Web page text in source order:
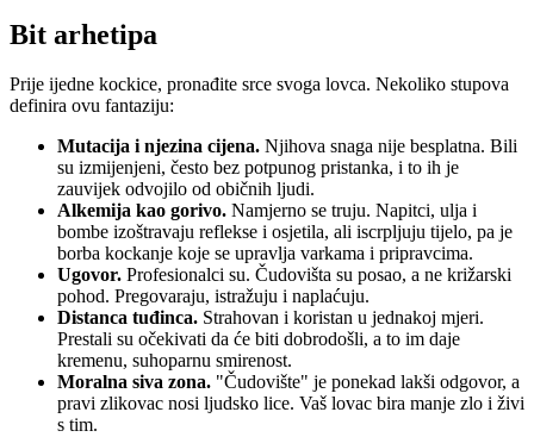
Bit arhetipa
Prije ijedne kockice, pronađite srce svoga lovca. Nekoliko stupova
definira ovu fantaziju:
Mutacija i njezina cijena. Njihova snaga nije besplatna. Bili
su izmijenjeni, često bez potpunog pristanka, i to ih je
zauvijek odvojilo od običnih ljudi.
Alkemija kao gorivo. Namjerno se truju. Napitci, ulja i
bombe izoštravaju reflekse i osjetila, ali iscrpljuju tijelo, pa je
borba kockanje koje se upravlja varkama i pripravcima.
Ugovor. Profesionalci su. Čudovišta su posao, a ne križarski
pohod. Pregovaraju, istražuju i naplaćuju.
Distanca tuđinca. Strahovan i koristan u jednakoj mjeri.
Prestali su očekivati da će biti dobrodošli, a to im daje
kremenu, suhoparnu smirenost.
Moralna siva zona. "Čudovište" je ponekad lakši odgovor, a
pravi zlikovac nosi ljudsko lice. Vaš lovac bira manje zlo i živi
s tim.